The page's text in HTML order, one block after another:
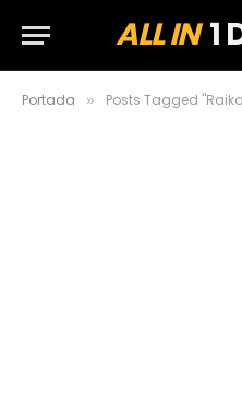
ALL IN1
Portada » Posts Tagged